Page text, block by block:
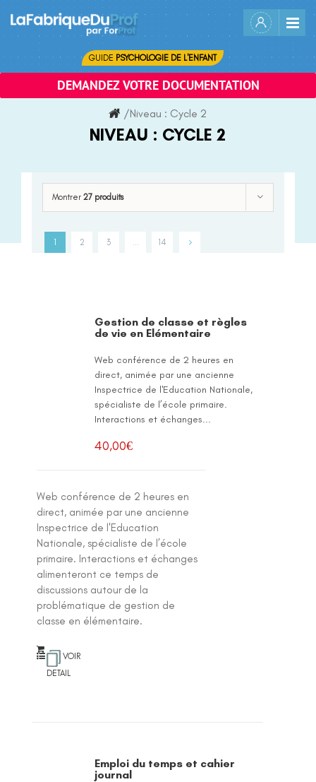
content
GUIDE PSYCHOLOGIE DE L'ENFANT
DEMANDEZ VOTRE DOCUMENTATION
/Niveau : Cycle 2
NIVEAU : CYCLE 2
Montrer 27 produits
1 2 3 14
Gestion de classe et règles
de vie en Elémentaire
Web conférence de 2 heures en
direct, animée par une ancienne
Inspectrice de l'Education Nationale,
spécialiste de l’école primaire.
Interactions et échanges...
40,00€
Web conférence de 2 heures en
direct, animée par une ancienne
Inspectrice de l'Education
Nationale, spécialiste de l’école
primaire. Interactions et échanges
alimenteront ce temps de
discussions autour de la
problématique de gestion de
classe en élémentaire.
VOIR
DETAIL
Emploi du temps et cahier
journal